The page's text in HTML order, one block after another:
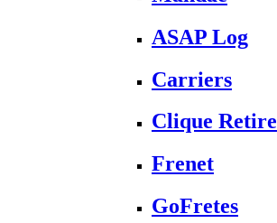
ASAP Log
Carriers
Clique Retire
Frenet
GoFretes